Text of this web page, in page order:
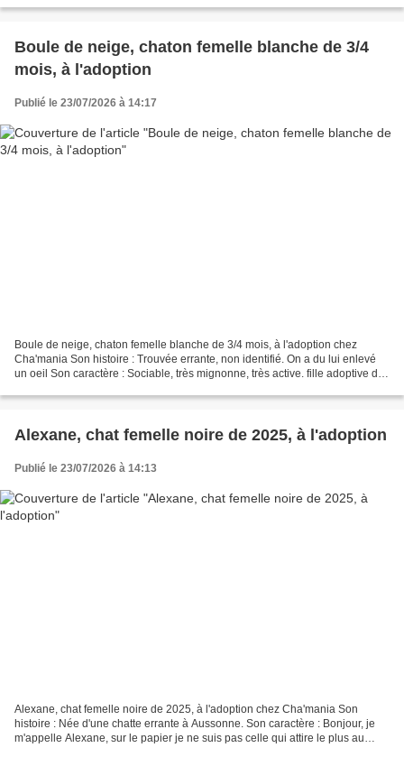
Boule de neige, chaton femelle blanche de 3/4
mois, à l'adoption
Publié le 23/07/2026 à 14:17
Boule de neige, chaton femelle blanche de 3/4 mois, à l'adoption chez
Cha'mania Son histoire : Trouvée errante, non identifié. On a du lui enlevé
un oeil Son caractère : Sociable, très mignonne, très active. fille adoptive de
Alexane, chat femelle noire de 2025, à l'adoption
Publié le 23/07/2026 à 14:13
Alexane, chat femelle noire de 2025, à l'adoption chez Cha'mania Son
histoire : Née d'une chatte errante à Aussonne. Son caractère : Bonjour, je
m'appelle Alexane, sur le papier je ne suis pas celle qui attire le plus au